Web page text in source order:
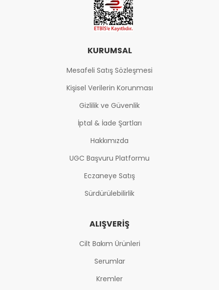
KURUMSAL
Mesafeli Satış Sözleşmesi
Kişisel Verilerin Korunması
Gizlilik ve Güvenlik
İptal & İade Şartları
Hakkımızda
UGC Başvuru Platformu
Eczaneye Satış
Sürdürülebilirlik
ALIŞVERIŞ
Cilt Bakım Ürünleri
Serumlar
Kremler